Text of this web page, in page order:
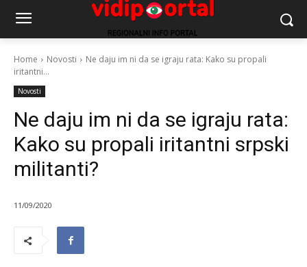
Home Novosti
Ne daju im ni da se igraju rata: Kako su propali
iritantni...
Novosti
Ne daju im ni da se igraju rata:
Kako su propali iritantni srpski
militanti?
11/09/2020